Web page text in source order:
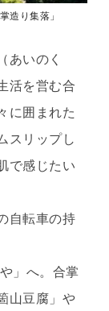
造り集落」
あいのく
活を営む合
に囲まれた
スリップし
で感じたい
自転車の持
」へ。合掌
山豆腐」や